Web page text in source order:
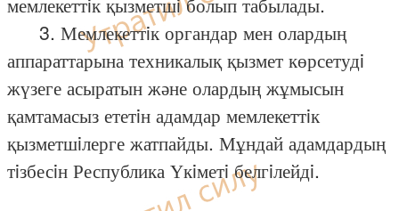
3. Мемлекеттiк органдар мен олардың
аппараттарына техникалық қызмет көрсетудi
жүзеге асыратын және олардың жұмысын
қамтамасыз ететiн адамдар мемлекеттiк
қызметшiлерге жатпайды. Мұндай адамдардың
тiзбесiн Республика Үкiметi белгiлейдi.